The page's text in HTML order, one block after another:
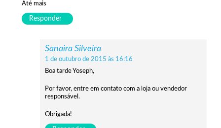
Até mais
Responder
Sanaira Silveira
1 de outubro de 2015 às 16:16
Boa tarde Yoseph,
Por favor, entre em contato com a loja ou vendedor
responsável.
Obrigada!